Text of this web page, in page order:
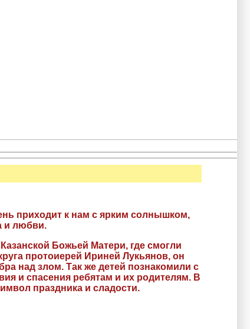
приходит к нам с ярким солнышком,
и любви.
Божьей Матери, где смогли
протоиерей Ириней Лукьянов, он
над злом. Так же детей познакомили с
и спасения ребятам и их родителям. В
праздника и сладости.